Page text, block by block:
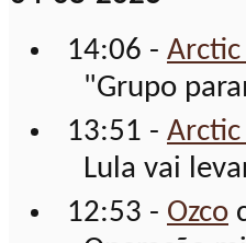
14:06 -
"Grupo
13:51 -
Lula vai
12:53 - Ozco